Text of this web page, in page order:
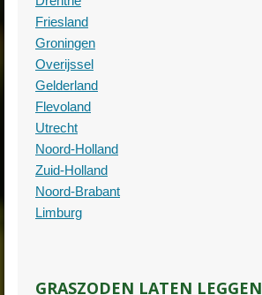
Friesland
Groningen
Overijssel
Gelderland
Flevoland
Utrecht
Noord-Holland
Zuid-Holland
Noord-Brabant
Limburg
GRASZODEN LATEN LEGGEN